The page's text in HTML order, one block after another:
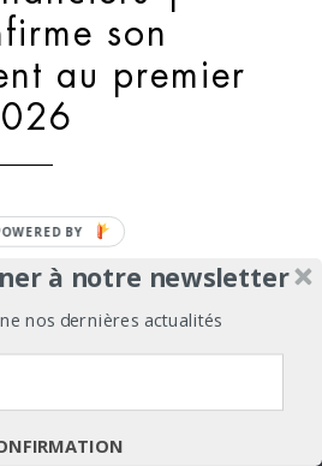
son
au premier
COUTURE & PRÊT-À-PORTER,
investit dans la
en Italie
à notre newsletter
nos dernières actualités